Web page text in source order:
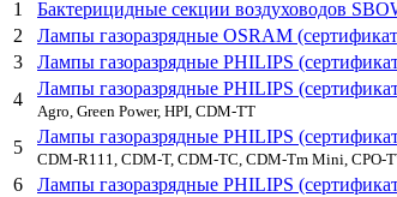
1
Бактерицидные секции воздуховодов
2
Лампы газоразрядные OSRAM
3
Лампы газоразрядные PHILIPS
4
Лампы газоразрядные PHILIPS
Agro, Green Power, HPI, CDM-TT
5
Лампы газоразрядные PHILIPS
CDM-R111, CDM-T, CDM-TC, CDM-Tm Mini, CPO-
6
Лампы газоразрядные PHILIPS